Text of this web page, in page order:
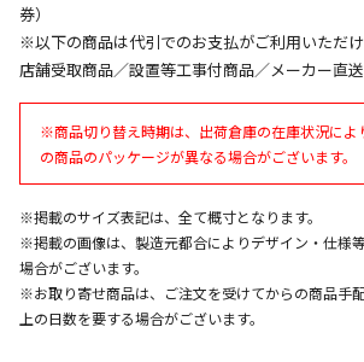
決定となります。
エアコンの取付工事が必要な商品
生する場合がございます。
商品購入個数ごとに送料がかかる商
券）
※以下の商品は代引でのお支払がご利用いただ
店舗受取商品／設置等工事付商品／メーカー直
※商品切り替え時期は、出荷倉庫の在庫状況によ
の商品のパッケージが異なる場合がございます。
※掲載のサイズ表記は、全て概寸となります。
※掲載の画像は、製造元都合によりデザイン・仕様
場合がございます。
※お取り寄せ商品は、ご注文を受けてからの商品手
上の日数を要する場合がございます。